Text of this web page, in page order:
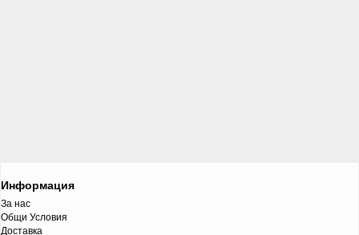
Информация
За нас
Общи Условия
Доставка